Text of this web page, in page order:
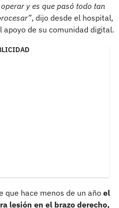
operar y es que pasó todo tan
, dijo desde el hospital,
de su comunidad digital.
que hace menos de un añoel
lesión en el brazo derecho,